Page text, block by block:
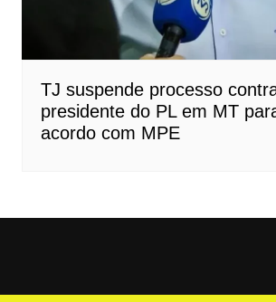
TJ suspende processo
presidente do PL em MT
acordo com MPE